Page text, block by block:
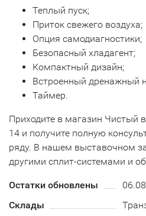
Теплый пуск;
Приток свежего воздуха;
Опция самодиагностики;
Безопасный хладагент;
Компактный дизайн;
Встроенный дренажный
Таймер.
Приходите в магазин Чистый
14 и получите полную
ряду. В нашем выставочном
другими сплит-системами и
Остатки обновлены
Склады